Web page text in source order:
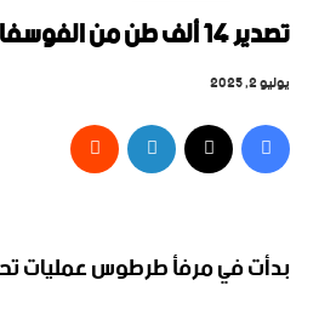
تصدير 14 ألف طن من الفوسفات السوري إلى مصر
يوليو 2, 2025
فيسبوك‫X لينكدإن
بدأت في مرفأ طرطوس عمليات تحميل شحنة